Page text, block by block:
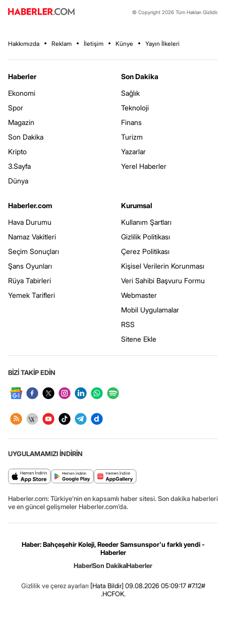
© Copyright 2026 Tüm Hakları Gizlidir.
Hakkımızda Reklam İletişim Künye Yayın İlkeleri
Haberler
Ekonomi
Spor
Magazin
Son Dakika
Kripto
3.Sayfa
Dünya
Son Dakika
Sağlık
Teknoloji
Finans
Turizm
Yazarlar
Yerel Haberler
Haberler.com
Hava Durumu
Namaz Vakitleri
Seçim Sonuçları
Şans Oyunları
Rüya Tabirleri
Yemek Tarifleri
Kurumsal
Kullanım Şartları
Gizlilik Politikası
Çerez Politikası
Kişisel Verilerin Korunması
Veri Sahibi Başvuru Formu
Webmaster
Mobil Uygulamalar
RSS
Sitene Ekle
BİZİ TAKİP EDİN
UYGULAMAMIZI İNDİRİN
Haberler.com: Türkiye’nin en kapsamlı haber sitesi. Son dakika haberleri
ve en güncel gelişmeler Haberler.com’da.
Haber: Bahçeşehir Koleji, Reeder Samsunspor'u farklı yendi -
Haberler
HaberSon DakikaHaberler
Gizlilik ve çerez ayarları [Hata Bildir] 09.08.2026 05:09:17 #7.12#
.HCFOK.